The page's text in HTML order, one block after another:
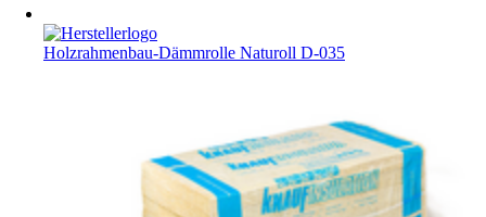
Holzrahmenbau-Dämmrolle Naturoll D-035